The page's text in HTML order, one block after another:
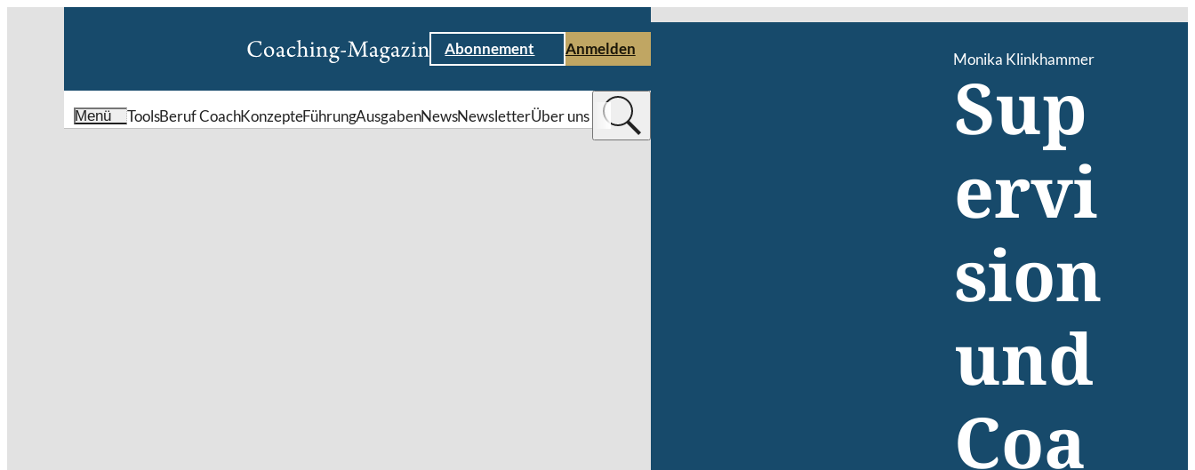
Abonnement Anmelden
Menü ToolsBeruf CoachKonzepteFührungAusgabenNewsNewsletterÜber uns
Monika Klinkhammer
Sup
ervi
sion
und